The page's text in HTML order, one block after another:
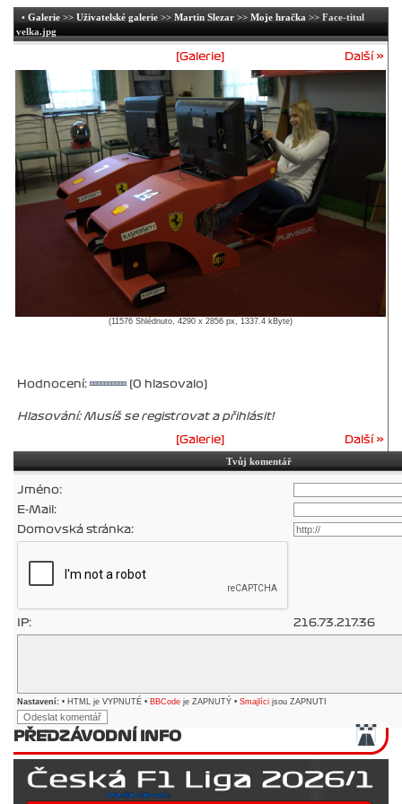
• Galerie >> Uživatelské galerie >> Martin Slezar >> Moje hračka >> Face-titul
velka.jpg
[Galerie] Další »
(11576 Shlédnuto, 4290 x 2856 px, 1337.4 kByte)
Hodnocení: (0 hlasovalo)
Hlasování: Musíš se registrovat a přihlásit!
[Galerie]
Další »
Tvůj komentář
Jméno:
E-Mail:
Domovská stránka:
IP: 216.73.217.36
Nastavení: • HTML je VYPNUTÉ • BBCode je ZAPNUTÝ • Smajlíci jsou ZAPNUTI
PŘEDZÁVODNÍ INFO